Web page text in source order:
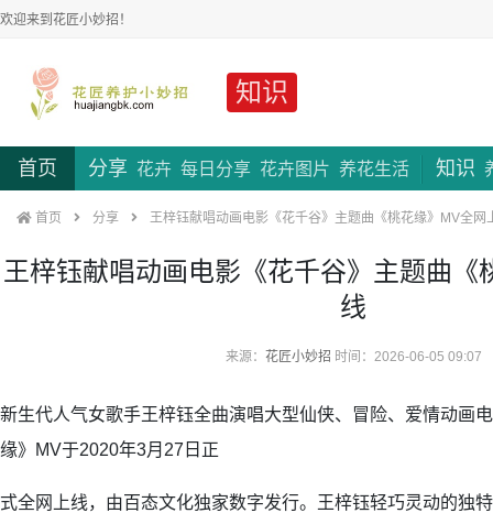
欢迎来到花匠小妙招！
知识
首页 分享 花卉 每日分享 花卉图片 养花生活 知识
首页 分享 王梓钰献唱动画电影《花千谷》主题曲《桃花缘》MV全网
王梓钰献唱动画电影《花千谷》主题曲《
线
来源： 花匠小妙招 时间：2026-06-05 09:07
新生代人气女歌手王梓钰全曲演唱大型仙侠、冒险、爱情动画
缘》MV于2020年3月27日正
式全网上线，由百态文化独家数字发行。王梓钰轻巧灵动的独